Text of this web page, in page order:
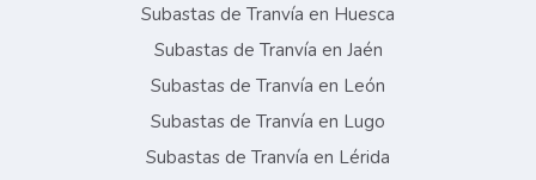
Subastas de Tranvía en Huesca
Subastas de Tranvía en Jaén
Subastas de Tranvía en León
Subastas de Tranvía en Lugo
Subastas de Tranvía en Lérida